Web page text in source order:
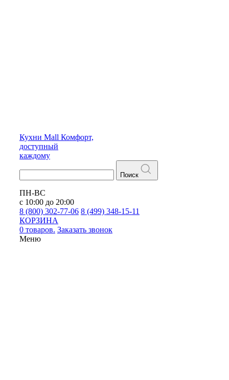
Кухни Mall Комфорт,
доступный
каждому
Поиск
ПН-ВС
с 10:00 до 20:00
8 (800) 302-77-06 8 (499) 348-15-11
КОРЗИНА
0 товаров. Заказать звонок
Меню